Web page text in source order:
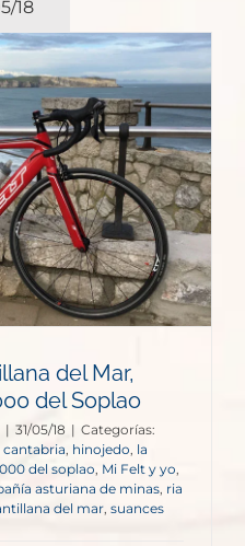
18
del Mar,
del Soplao
| 31/05/18 | Categorías:
cantabria, hinojedo, la
del soplao, Mi Felt y yo,
asturiana de minas, ria
del mar, suances